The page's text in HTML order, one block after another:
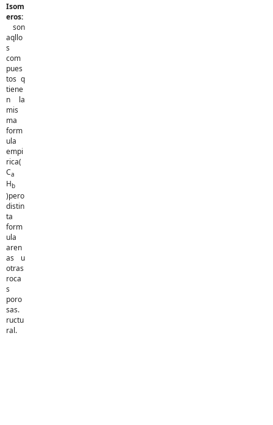
Isom
eros:
son
aqllo
s
com
pues
tos q
tiene
n la
mis
ma
form
ula
empi
rica(
Ca
Hb
)pero
distin
ta
form
ula
aren
as u
otras
roca
s
poro
sas.
ructu
ral.